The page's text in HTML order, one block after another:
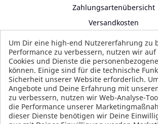
Zahlungsartenübersicht
Versandkosten
Impressum
Datenschutz
AGB
SOCIAL MEDIA
Um Dir eine high-end Nutzererfahrung zu
Performance zu verbessern, nutzen wir
Cookies und Dienste die
können. Einige sind für die technische
Sicherheit unserer Website erforderlich.
Angebote und Deine Erfahrung mit
zu verbessern, nutzen wir Web-Analyse-
die Performance unserer
dieser Dienste benötigen wir Deine